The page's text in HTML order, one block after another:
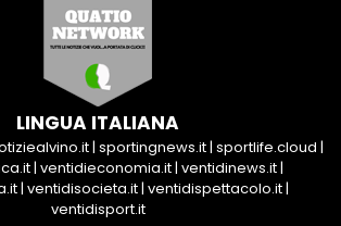
LINGUA ITALIANA
| sportingnews.it| sportlife.cloud |
| ventidieconomia.it| ventidinews.it|
| ventidisocieta.it| ventidispettacolo.it|
ventidisport.it